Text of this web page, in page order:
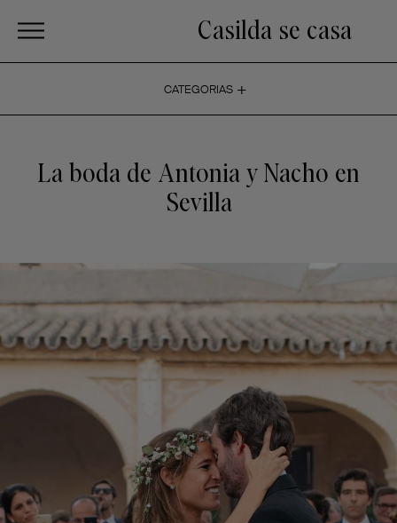
Casilda se casa
CATEGORIAS +
La boda de Antonia y Nacho en
Sevilla